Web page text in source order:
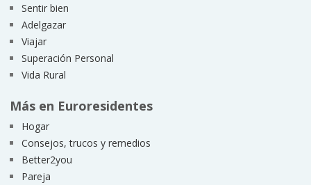
Sentir bien
Adelgazar
Viajar
Superación Personal
Vida Rural
Más en Euroresidentes
Hogar
Consejos, trucos y remedios
Better2you
Pareja